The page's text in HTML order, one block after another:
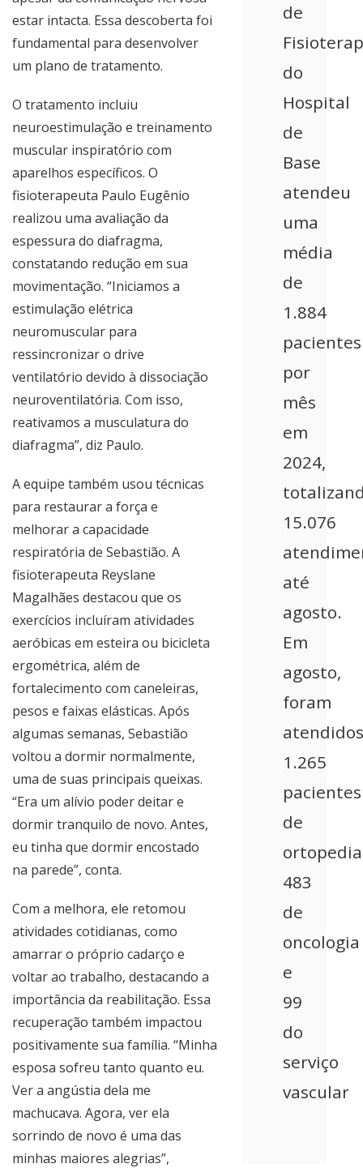
de
do
Hospital
de
Base
atendeu
uma
média
de
1.884
pacientes
por
mês
em
2024,
15.076
até
agosto.
Em
agosto,
foram
atendidos
1.265
pacientes
de
483
de
oncologia
e
99
do
serviço
vascular
estar intacta. Essa descoberta foi
fundamental para desenvolver
um plano de tratamento.
O tratamento incluiu
neuroestimulação e treinamento
muscular inspiratório com
aparelhos específicos. O
fisioterapeuta Paulo Eugênio
realizou uma avaliação da
espessura do diafragma,
constatando redução em sua
movimentação. “Iniciamos a
estimulação elétrica
neuromuscular para
ressincronizar o drive
ventilatório devido à dissociação
neuroventilatória. Com isso,
reativamos a musculatura do
diafragma”, diz Paulo.
A equipe também usou técnicas
para restaurar a força e
melhorar a capacidade
respiratória de Sebastião. A
fisioterapeuta Reyslane
Magalhães destacou que os
exercícios incluíram atividades
aeróbicas em esteira ou bicicleta
ergométrica, além de
fortalecimento com caneleiras,
pesos e faixas elásticas. Após
algumas semanas, Sebastião
voltou a dormir normalmente,
uma de suas principais queixas.
“Era um alívio poder deitar e
dormir tranquilo de novo. Antes,
eu tinha que dormir encostado
na parede”, conta.
Com a melhora, ele retomou
atividades cotidianas, como
amarrar o próprio cadarço e
voltar ao trabalho, destacando a
importância da reabilitação. Essa
recuperação também impactou
positivamente sua família. “Minha
esposa sofreu tanto quanto eu.
Ver a angústia dela me
machucava. Agora, ver ela
sorrindo de novo é uma das
minhas maiores alegrias”,